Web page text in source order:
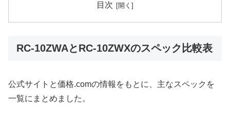
目次
RC-10ZWAとRC-10ZWXのスペック比較表
公式サイトと価格.comの情報をもとに、主なスペックを
一覧にまとめました。